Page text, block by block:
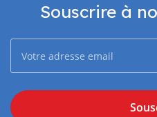
Souscrire à